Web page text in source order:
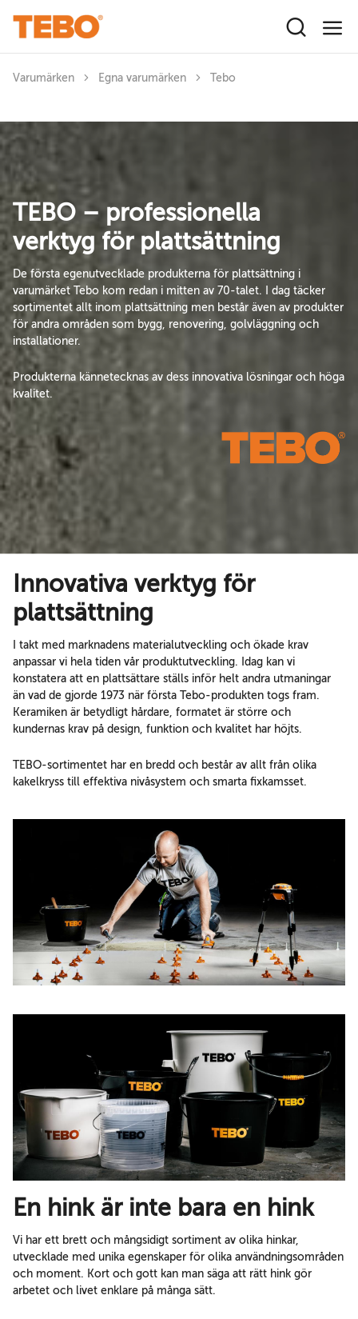
Varumärken Egna varumärken Tebo
TEBO – professionella
verktyg för plattsättning
De första egenutvecklade produkterna för plattsättning i
varumärket Tebo kom redan i mitten av 70-talet. I dag täcker
sortimentet allt inom plattsättning men består även av produkter
för andra områden som bygg, renovering, golvläggning och
installationer.
Produkterna kännetecknas av dess innovativa lösningar och höga
kvalitet.
Innovativa verktyg för
plattsättning
I takt med marknadens materialutveckling och ökade krav
anpassar vi hela tiden vår produktutveckling. Idag kan vi
konstatera att en plattsättare ställs inför helt andra utmaningar
än vad de gjorde 1973 när första Tebo-produkten togs fram.
Keramiken är betydligt hårdare, formatet är större och
kundernas krav på design, funktion och kvalitet har höjts.
TEBO-sortimentet har en bredd och består av allt från olika
kakelkryss till effektiva nivåsystem och smarta fixkamsset.
En hink är inte bara en hink
Vi har ett brett och mångsidigt sortiment av olika hinkar,
utvecklade med unika egenskaper för olika användningsområden
och moment. Kort och gott kan man säga att rätt hink gör
arbetet och livet enklare på många sätt.